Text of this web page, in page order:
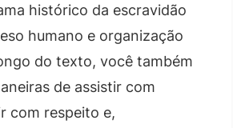
histórico da escravidão
humano e organização
do texto, você também
de assistir com
com respeito e,